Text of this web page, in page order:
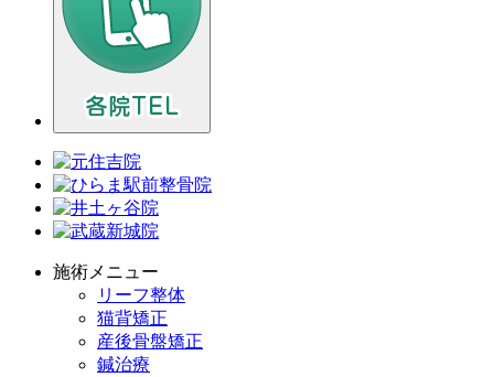
施術メニュー
リーフ整体
猫背矯正
産後骨盤矯正
鍼治療